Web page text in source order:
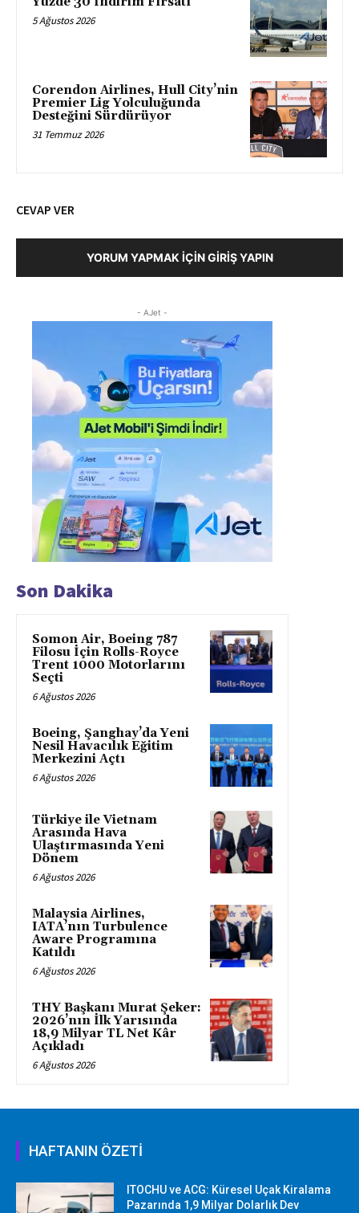
5 Ağustos 2026
Corendon Airlines, Hull City’nin
Premier Lig Yolculuğunda
Desteğini Sürdürüyor
31 Temmuz 2026
CEVAP VER
YORUM YAPMAK İÇIN GIRIŞ YAPIN
- AJet -
Son Dakika
Somon Air, Boeing 787
Filosu İçin Rolls-Royce
Trent 1000 Motorlarını
Seçti
6 Ağustos 2026
Boeing, Şanghay’da Yeni
Nesil Havacılık Eğitim
Merkezini Açtı
6 Ağustos 2026
Türkiye ile Vietnam
Arasında Hava
Ulaştırmasında Yeni
Dönem
6 Ağustos 2026
Malaysia Airlines,
IATA’nın Turbulence
Aware Programına
Katıldı
6 Ağustos 2026
THY Başkanı Murat Şeker:
2026’nın İlk Yarısında
18,9 Milyar TL Net Kâr
Açıkladı
6 Ağustos 2026
HAFTANIN ÖZETİ
ITOCHU ve ACG: Küresel Uçak Kiralama
Pazarında 1,9 Milyar Dolarlık Dev